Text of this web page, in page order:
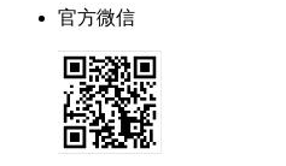
官方微信